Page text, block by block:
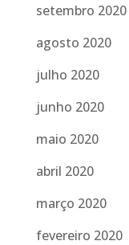
setembro 2020
agosto 2020
julho 2020
junho 2020
maio 2020
abril 2020
março 2020
fevereiro 2020